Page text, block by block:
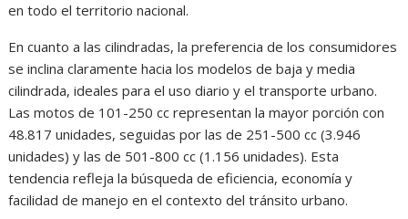
en todo el territorio nacional.
En cuanto a las cilindradas, la preferencia de los consumidores
se inclina claramente hacia los modelos de baja y media
cilindrada, ideales para el uso diario y el transporte urbano.
Las motos de 101-250 cc representan la mayor porción con
48.817 unidades, seguidas por las de 251-500 cc (3.946
unidades) y las de 501-800 cc (1.156 unidades). Esta
tendencia refleja la búsqueda de eficiencia, economía y
facilidad de manejo en el contexto del tránsito urbano.